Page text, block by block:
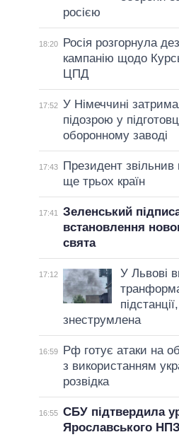
росією
18:20
Росія розгорнула
кампанію щодо
ЦПД
17:52 У Німеччині
підозрою у
оборонному заводі
17:43
Президент звільнив
ще трьох країн
17:41
Зеленський
встановлення
свята
17:12
У Львові
знеструмлена
16:59
Рф готує атаки на
з використанням
розвідка
16:55 СБУ підтвердила
Ярославського